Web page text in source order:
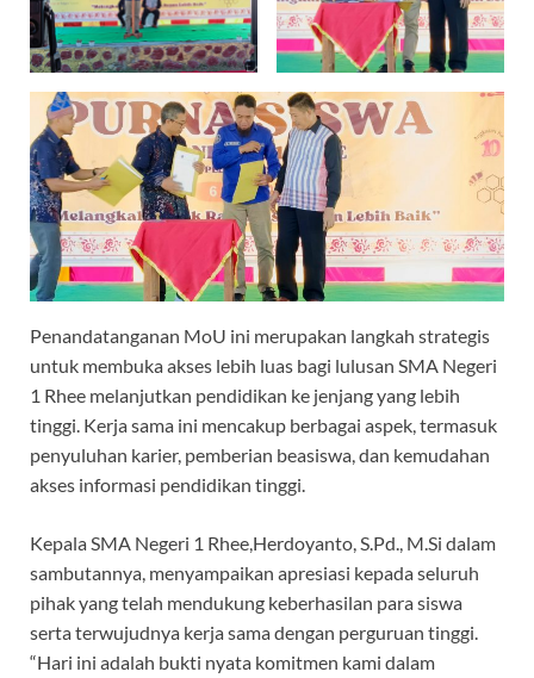
Penandatanganan MoU ini merupakan langkah strategis
untuk membuka akses lebih luas bagi lulusan SMA Negeri
1 Rhee melanjutkan pendidikan ke jenjang yang lebih
tinggi. Kerja sama ini mencakup berbagai aspek, termasuk
penyuluhan karier, pemberian beasiswa, dan kemudahan
akses informasi pendidikan tinggi.
Kepala SMA Negeri 1 Rhee,Herdoyanto, S.Pd., M.Si dalam
sambutannya, menyampaikan apresiasi kepada seluruh
pihak yang telah mendukung keberhasilan para siswa
serta terwujudnya kerja sama dengan perguruan tinggi.
“Hari ini adalah bukti nyata komitmen kami dalam